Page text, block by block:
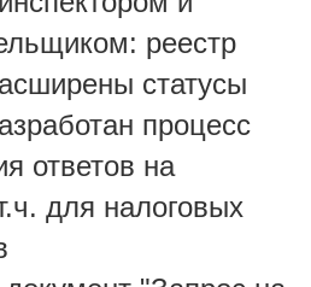
реестр
статусы
процесс
ответов на
для налоговых